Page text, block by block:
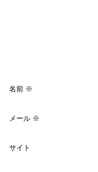
名前 ※
メール ※
サイト